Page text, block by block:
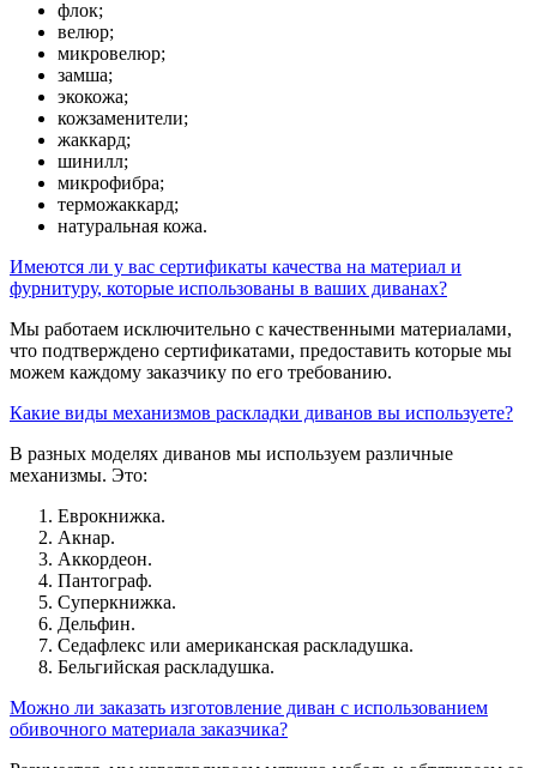
флок;
велюр;
микровелюр;
замша;
экокожа;
кожзаменители;
жаккард;
шинилл;
микрофибра;
терможаккард;
натуральная кожа.
Имеются ли у вас сертификаты качества на материал и
фурнитуру, которые использованы в ваших диванах?
Мы работаем исключительно с качественными материалами,
что подтверждено сертификатами, предоставить которые мы
можем каждому заказчику по его требованию.
Какие виды механизмов раскладки диванов вы используете?
В разных моделях диванов мы используем различные
механизмы. Это:
Еврокнижка.
Акнар.
Аккордеон.
Пантограф.
Суперкнижка.
Дельфин.
Седафлекс или американская раскладушка.
Бельгийская раскладушка.
Можно ли заказать изготовление диван с использованием
обивочного материала заказчика?